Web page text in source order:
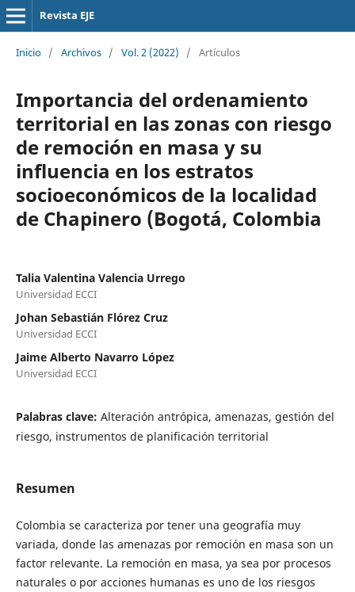
Revista EJE
Inicio / Archivos / Vol. 2 (2022) / Artículos
Importancia del ordenamiento
territorial en las zonas con riesgo
de remoción en masa y su
influencia en los estratos
socioeconómicos de la localidad
de Chapinero (Bogotá, Colombia
Talia Valentina Valencia Urrego
Universidad ECCI
Johan Sebastián Flórez Cruz
Universidad ECCI
Jaime Alberto Navarro López
Universidad ECCI
Palabras clave: Alteración antrópica, amenazas, gestión del
riesgo, instrumentos de planificación territorial
Resumen
Colombia se caracteriza por tener una geografía muy
variada, donde las amenazas por remoción en masa son un
factor relevante. La remoción en masa, ya sea por procesos
naturales o por acciones humanas es uno de los riesgos